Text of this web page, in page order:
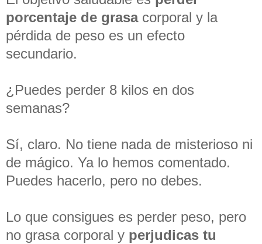
porcentaje de grasa corporal y la
pérdida de peso es un efecto
secundario.
¿Puedes perder 8 kilos en dos
semanas?
Sí, claro. No tiene nada de misterioso ni
de mágico. Ya lo hemos comentado.
Puedes hacerlo, pero no debes.
Lo que consigues es perder peso, pero
no grasa corporal y perjudicas tu